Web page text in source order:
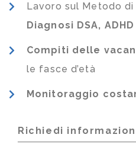
Lavoro sul Metodo
Diagnosi DSA,
Compiti delle
le fasce d’età
Monitoraggio
Richiedi